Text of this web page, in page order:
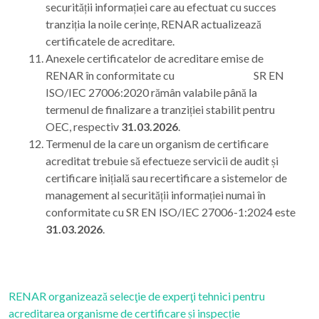
securității informației care au efectuat cu succes
tranziția la noile cerințe, RENAR actualizează
certificatele de acreditare.
Anexele certificatelor de acreditare emise de
RENAR în conformitate cu SR EN
ISO/IEC 27006:2020 rămân valabile până la
termenul de finalizare a tranziției stabilit pentru
OEC, respectiv 31.03.2026.
Termenul de la care un organism de certificare
acreditat trebuie să efectueze servicii de audit și
certificare inițială sau recertificare a sistemelor de
management al securității informației numai în
conformitate cu SR EN ISO/IEC 27006-1:2024 este
31.03.2026.
RENAR organizează selecţie de experţi tehnici pentru
acreditarea organisme de certificare și inspecție